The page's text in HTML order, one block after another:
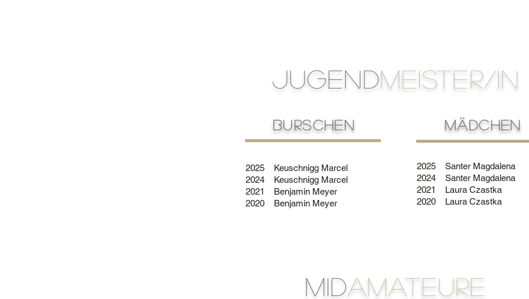
jUGENDMEISTER/IN
BURSCHEN
2025
Keuschnigg Marcel
2024
Keuschnigg Marcel
2021
Benjamin Meyer
2020
Benjamin Meyer
MÄDCHEN
2025
Santer Magdalena
2024
Santer Magdalena
2021
Laura Czastka
2020
Laura Czastka
MIDAMATEURE